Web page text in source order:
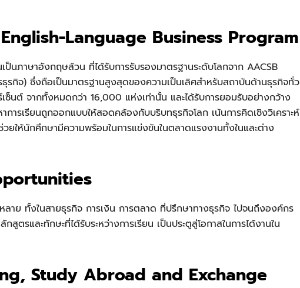
Language Business Program
นภาษาอังกฤษล้วน ที่ได้รับการรับรองมาตรฐานระดับโลกจาก AACSB
รกิจ) ซึ่งถือเป็นมาตรฐานสูงสุดของความเป็นเลิศสำหรับสถาบันด้านธุรกิจทั่ว
ซ็นต์ จากทั้งหมดกว่า 16,000 แห่งเท่านั้น และได้รับการยอมรับอย่างกว้าง
การเรียนถูกออกแบบให้สอดคล้องกับบริบทธุรกิจโลก เน้นการคิดเชิงวิเคราะห์
ยให้นักศึกษามีความพร้อมในการแข่งขันในตลาดแรงงานทั้งในและต่าง
าย ทั้งในสายธุรกิจ การเงิน การตลาด ที่ปรึกษาทางธุรกิจ ไปจนถึงองค์กร
ตรและทักษะที่ได้รับระหว่างการเรียน เป็นประตูสู่โอกาสในการได้งานใน
Study Abroad and Exchange